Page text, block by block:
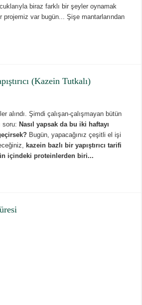
biraz farklı bir şeyler oynamak
projemiz var bugün... Şişe mantarlarından
(Kazein Tutkalı)
alındı. Şimdi çalışan-çalışmayan bütün
soru: Nasıl yapsak da bu iki haftayı
Bugün, yapacağınız çeşitli el işi
kazein bazlı bir yapıştırıcı tarifi
içindeki proteinlerden biri...